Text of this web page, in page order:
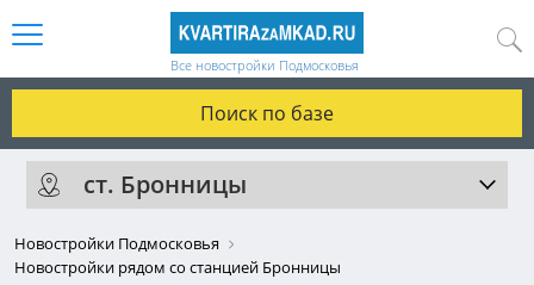
Все новостройки Подмосковья
Поиск по базе
ст. Бронницы
Новостройки Подмосковья
Новостройки рядом со станцией Бронницы